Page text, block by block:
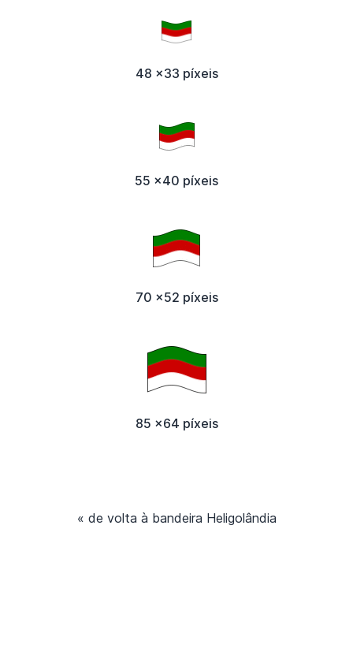
48 x33 píxeis
55 x40 píxeis
70 x52 píxeis
85 x64 píxeis
« de volta à bandeira Heligolândia